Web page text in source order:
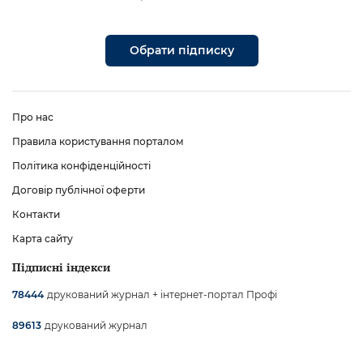
Обрати підписку
Про нас
Правила користування порталом
Політика конфіденційності
Договір публічної оферти
Контакти
Карта сайту
Підписні індекси
78444 друкований журнал + інтернет-портал Профі
89613 друкований журнал